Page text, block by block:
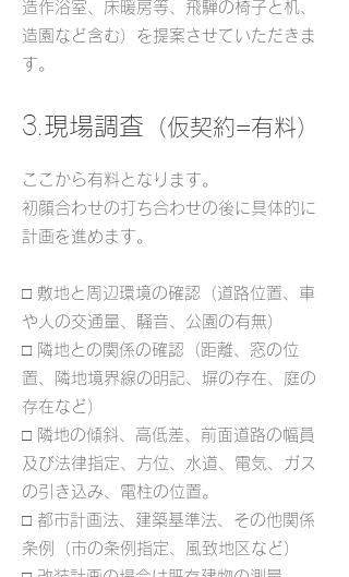
造作浴室、床暖房等、飛騨の椅子と机、
造園など含む）を提案させていただきま
す。
3.現場調査 （仮契約=有料）
​ここから有料となります。
初顔合わせの打ち合わせの後に具体的に
計画を進めます。
□ 敷地と周辺環境の確認（道路位置、車
や人の交通量、騒音、公園の有無）
□ 隣地との関係の確認（距離、窓の位
置、隣地境界線の明記、塀の存在、庭の
存在など）
□ 隣地の傾斜、高低差、前面道路の幅員
及び法律指定、方位、水道、電気、ガス
の引き込み、電柱の位置。
□ 都市計画法、建築基準法、その他関係
条例（市の条例指定、風致地区など）